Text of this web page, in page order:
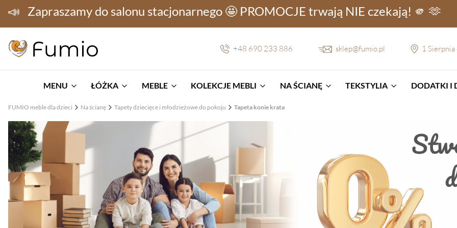
📣 Zapraszamy do salonu stacjonarnego 🤩 PROMOCJE trwają NIE czekają! 🫵 🫶
+48 690 233 886 sklep@fumio.pl 1 Sierpnia
MENU ŁÓŻKA MEBLE KOLEKCJE MEBLI NA ŚCIANĘ TEKSTYLIA DODATKI I
FUMIO meble dla dzieci Na ścianę Tapety dziecięce i młodzieżowe do pokoju Tapeta konie krata